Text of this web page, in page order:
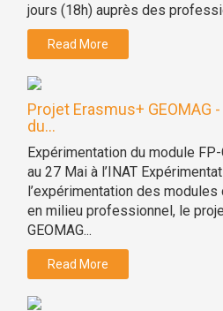
jours (18h) auprès des
Read More
Projet Erasmus+ GEOMAG
du...
Expérimentation du module
au 27 Mai à l’INAT
l’expérimentation des modules
en milieu professionnel, le
GEOMAG...
Read More